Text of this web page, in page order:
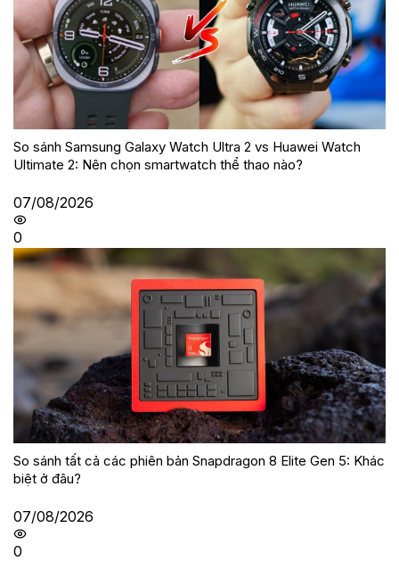
So sánh Samsung Galaxy Watch Ultra 2 vs Huawei Watch
Ultimate 2: Nên chọn smartwatch thể thao nào?
07/08/2026
0
So sánh tất cả các phiên bản Snapdragon 8 Elite Gen 5: Khác
biệt ở đâu?
07/08/2026
0